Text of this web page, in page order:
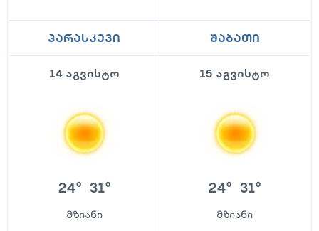
პარასკევი
14 აგვისტო
24° 31°
მზიანი
შაბათი
15 აგვისტო
24° 31°
მზიანი